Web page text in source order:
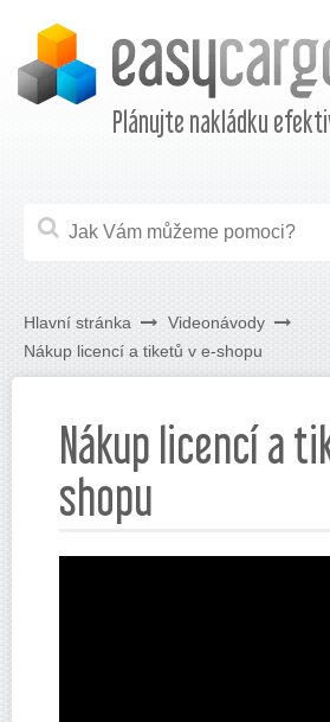
Plánujte nakládku
Hlavní stránka
Videonávody
Nákup licencí a tiketů v e-shopu
Nákup licencí a
shopu